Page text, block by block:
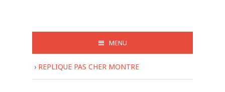
MENU
› REPLIQUE PAS CHER MONTRE